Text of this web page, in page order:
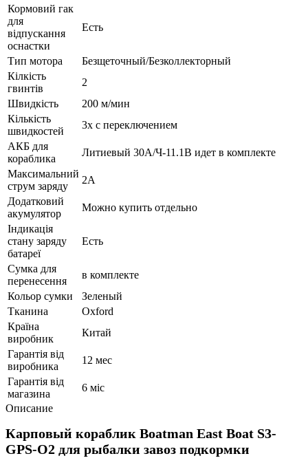
Кормовий гак
для
відпускання
оснастки
Есть
Тип мотора
Безщеточный/Безколлекторный
Кілкість
гвинтів
2
Швидкість
200 м/мин
Кількість
швидкостей
3х с переключением
АКБ для
кораблика
Литиевый 30А/Ч-11.1В идет в комплекте
Максимальний
струм заряду
2А
Додатковий
акумулятор
Можно купить отдельно
Індикація
стану заряду
батареї
Есть
Сумка для
перенесення
в комплекте
Кольор сумки
Зеленый
Тканина
Oxford
Країна
виробник
Китай
Гарантія від
виробника
12 мес
Гарантія від
магазина
6 міс
Описание
Карповый кораблик Boatman East Boat S3-
GPS-O2 для рыбалки завоз подкормки